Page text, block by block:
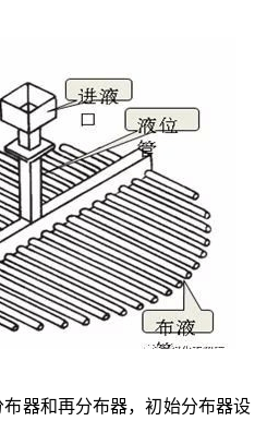
器和再分布器，初始分布器设